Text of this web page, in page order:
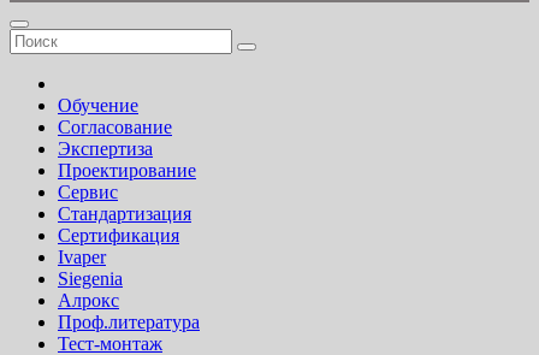
Обучение
Согласование
Экспертиза
Проектирование
Сервис
Стандартизация
Сертификация
Ivaper
Siegenia
Алрокс
Проф.литература
Тест-монтаж